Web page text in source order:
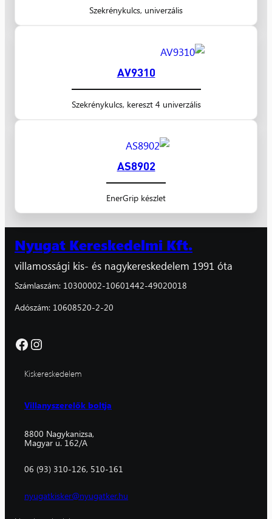
Szekrénykulcs, univerzális
AV9310
Szekrénykulcs, kereszt 4 univerzális
AS8902
EnerGrip készlet
Nyugat Kereskedelmi Kft.
villamossági kis- és nagykereskedelem 1991 óta
Számlaszám: 10300002-10601442-49020018
Adószám: 10608520-2-20
Facebook Instagram
Kiskereskedelem
Villanyszerelők boltja
8800 Nagykanizsa,
Magyar u. 162/A
06 (93) 310-126, 510-161
nyugatkisker@nyugatker.hu